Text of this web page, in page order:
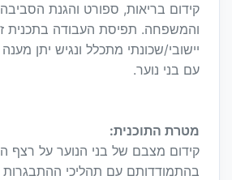
קידום בריאות, ספורט והגנת
והמשפחה. תפיסת העבודה בתכנית
יישובי/שכונתי מתכלל ונגיש יתן
עם בני נוער.
מטרת התוכנית:
קידום מצבם של בני הנוער על רצף
בהתמודדותם עם תהליכי